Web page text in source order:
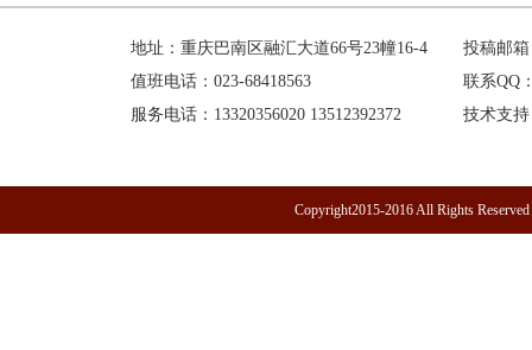
地址：重庆巴南区融汇大道66号23幢16-4
值班电话：023-68418563
服务电话：13320356020 13512392372
投稿邮箱
联系QQ
技术支
Copyright2015-2016 All Rights